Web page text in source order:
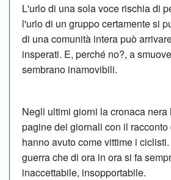
L'urlo di una sola voce rischia di
l'urlo di un gruppo certamente si
di una comunità intera può
insperati. E, perché no?, a
sembrano inamovibili.
Negli ultimi giorni la cronaca nera
pagine dei giornali con il
hanno avuto come vittime i
guerra che di ora in ora si fa
inaccettabile, insopportabile.